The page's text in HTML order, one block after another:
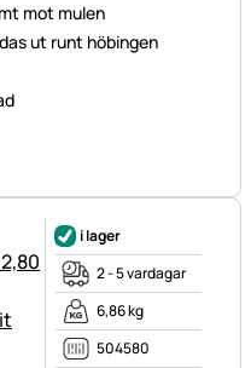
mot mulen
ut runt höbingen
i lager
2 - 5 vardagar
6,86 kg
504580